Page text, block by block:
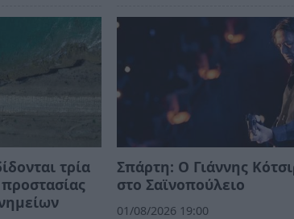
τρία
Σπάρτη: Ο Γιάννης
στο Σαϊνοπούλειο
01/08/2026 19:00